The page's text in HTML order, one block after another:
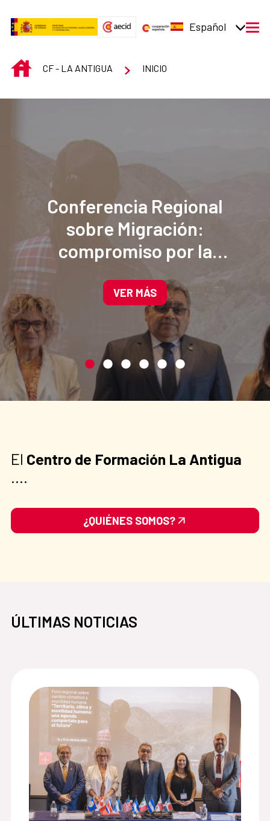
Español
INICIOCF - LA ANTIGUA INICIO
Conferencia Regional
sobre Migración:
compromiso por la
movilidad humana y el
cambio climático
VER MÁS
El Centro de Formación La Antigua
....
¿QUIÉNES SOMOS?
ÚLTIMAS NOTICIAS